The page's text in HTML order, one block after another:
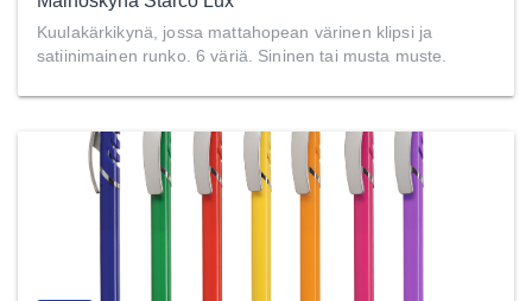
Kuulakärkikynä, jossa mattahopean värinen klipsi ja
satiinimainen runko. 6 väriä. Sininen tai musta muste.